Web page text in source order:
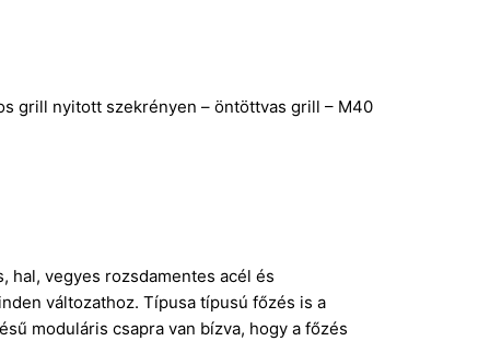
grill nyitott szekrényen – öntöttvas grill – M40
hal, vegyes rozsdamentes acél és
változathoz. Típusa típusú főzés is a
moduláris csapra van bízva, hogy a főzés